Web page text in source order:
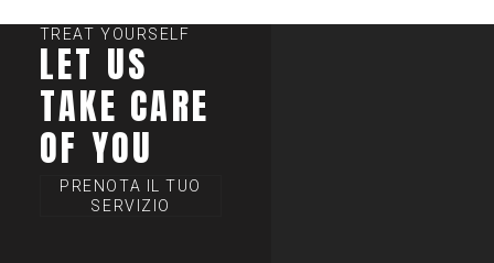
TREAT YOURSELF
LET US
TAKE CARE
OF YOU
PRENOTA IL TUO
SERVIZIO